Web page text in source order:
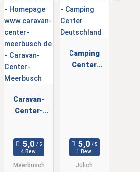
Caravan-
Center-
4 Bew.
Meerbusch
Camping
Center
1 Bew.
Jülich